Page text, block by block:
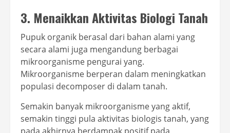
3. Menaikkan Aktivitas Biologi Tanah
Pupuk organik berasal dari bahan alami yang
secara alami juga mengandung berbagai
mikroorganisme pengurai yang.
Mikroorganisme berperan dalam meningkatkan
populasi decomposer di dalam tanah.
Semakin banyak mikroorganisme yang aktif,
semakin tinggi pula aktivitas biologis tanah, yang